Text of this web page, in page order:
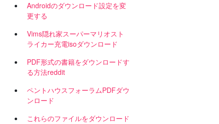
Androidのダウンロード設定を変
更する
Vims隠れ家スーパーマリオスト
ライカー充電isoダウンロード
PDF形式の書籍をダウンロードす
る方法reddit
ペントハウスフォーラムPDFダウ
ンロード
これらのファイルをダウンロード